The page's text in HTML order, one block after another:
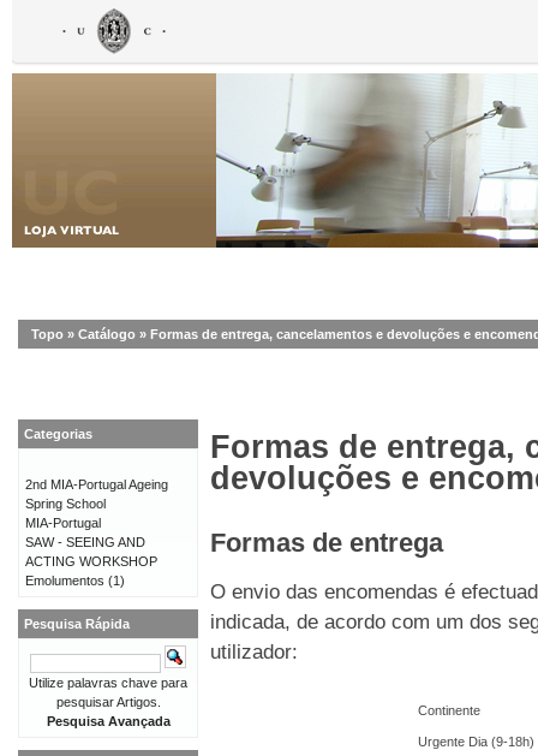
Topo » Catálogo » Formas de entrega, cancelamentos e devoluções e
Formas de entrega,
devoluções e
Formas de entrega
O envio das encomendas é
indicada, de acordo com um dos
utilizador:
Continente
Urgente Dia (9-18h)
Categorias
2nd MIA-Portugal Ageing
Spring School
MIA-Portugal
SAW - SEEING AND
ACTING WORKSHOP
Emolumentos (1)
Pesquisa Rápida
Utilize palavras chave para
pesquisar Artigos.
Pesquisa Avançada